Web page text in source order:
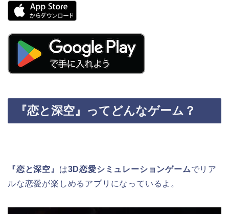
『恋と深空』 ってどんなゲーム？
『恋と深空』 は3D恋愛シミュレーションゲームでリア
ルな恋愛が楽しめるアプリになっているよ。